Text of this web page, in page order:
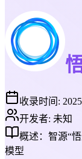
收录时间:
开发者: 未知
概述： 智源“
模型